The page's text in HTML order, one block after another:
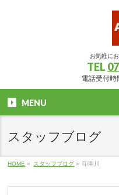
お気軽に
TEL
電話受付
MENU
スタッフブログ
HOME » スタッフブログ » 印南川